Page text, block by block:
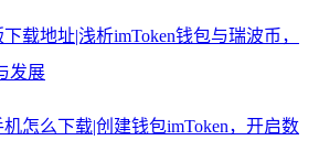
载地址|浅析imToken钱包与瑞波币，
发展
机怎么下载|创建钱包imToken，开启数